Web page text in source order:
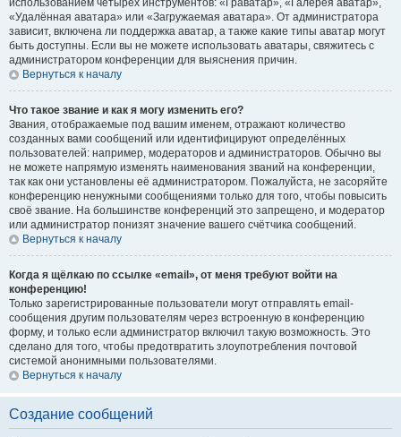
использованием четырёх инструментов: «Граватар», «Галерея аватар»,
«Удалённая аватара» или «Загружаемая аватара». От администратора
зависит, включена ли поддержка аватар, а также какие типы аватар могут
быть доступны. Если вы не можете использовать аватары, свяжитесь с
администратором конференции для выяснения причин.
Вернуться к началу
Что такое звание и как я могу изменить его?
Звания, отображаемые под вашим именем, отражают количество
созданных вами сообщений или идентифицируют определённых
пользователей: например, модераторов и администраторов. Обычно вы
не можете напрямую изменять наименования званий на конференции,
так как они установлены её администратором. Пожалуйста, не засоряйте
конференцию ненужными сообщениями только для того, чтобы повысить
своё звание. На большинстве конференций это запрещено, и модератор
или администратор понизят значение вашего счётчика сообщений.
Вернуться к началу
Когда я щёлкаю по ссылке «email», от меня требуют войти на
конференцию!
Только зарегистрированные пользователи могут отправлять email-
сообщения другим пользователям через встроенную в конференцию
форму, и только если администратор включил такую возможность. Это
сделано для того, чтобы предотвратить злоупотребления почтовой
системой анонимными пользователями.
Вернуться к началу
Создание сообщений